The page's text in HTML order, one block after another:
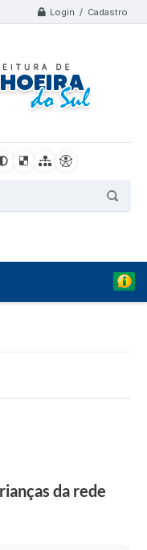
Login / Cadastro
da rede